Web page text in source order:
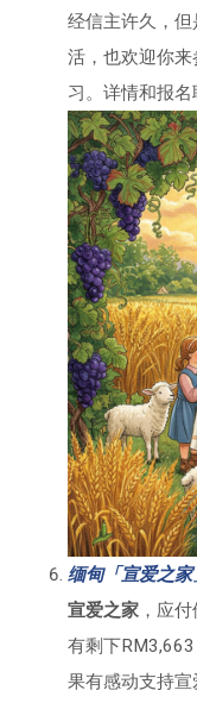
经信主许久，
活，也欢迎你
习。详情和报名
缅甸「宣爱之家
宣爱之家，应付
有剩下RM3,663
果有感动支持